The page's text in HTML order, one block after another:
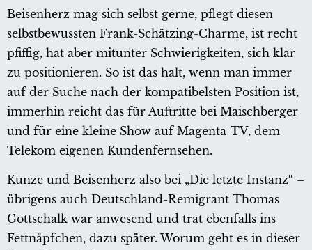
Beisenherz mag sich selbst gerne, pflegt diesen
selbstbewussten Frank-Schätzing-Charme, ist recht
pfiffig, hat aber mitunter Schwierigkeiten, sich klar
zu positionieren. So ist das halt, wenn man immer
auf der Suche nach der kompatibelsten Position ist,
immerhin reicht das für Auftritte bei Maischberger
und für eine kleine Show auf Magenta-TV, dem
Telekom eigenen Kundenfernsehen.
Kunze und Beisenherz also bei „Die letzte Instanz“ –
übrigens auch Deutschland-Remigrant Thomas
Gottschalk war anwesend und trat ebenfalls ins
Fettnäpfchen, dazu später. Worum geht es in dieser